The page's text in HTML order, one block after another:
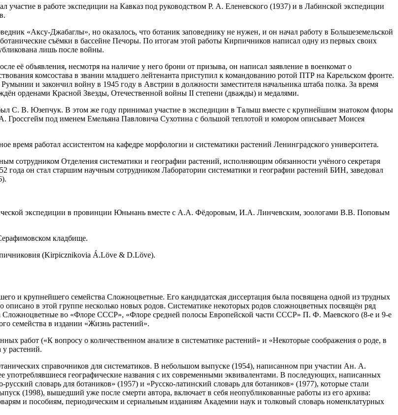
участие в работе экспедиции на Кавказ под руководством Р. А. Еленевского (1937) и в Лабинской экспедиции
«Аксу-Джабаглы», но оказалось, что ботаник заповеднику не нужен, и он начал работу в Большеземельской
съёмки в бассейне Печоры. По итогам этой работы Кирпичников написал одну из первых своих
лишь после войны.
объявления, несмотря на наличие у него брони от призыва, он написал заявление в военкомат о
комсостава в звании младшего лейтенанта приступил к командованию ротой ПТР на Карельском фронте.
и закончил войну в 1945 году в Австрии в должности заместителя начальника штаба полка. За время
орденами Красной Звезды, Отечественной войны II степени (дважды) и медалями.
С. В. Юзепчук. В этом же году принимал участие в экспедиции в Талыш вместе с крупнейшим знатоком флоры
под именем Емельяна Павловича Сухотина с большой теплотой и юмором описывает Моисея
работал ассистентом на кафедре морфологии и систематики растений Ленинградского университета.
сотрудником Отделения систематики и географии растений, исполняющим обязанности учёного секретаря
года он стал старшим научным сотрудником Лаборатории систематики и географии растений БИН, заведовал
экспедиции в провинции Юньнань вместе с А.А. Фёдоровым, И.А. Линчевским, зоологами В.В. Поповым
кладбище.
(Kirpicznikovia Á.Löve & D.Löve).
и крупнейшего семейства Сложноцветные. Его кандидатская диссертация была посвящена одной из трудных
в этой группе несколько новых родов. Систематике некоторых родов сложноцветных посвящён ряд
Сложноцветные во «Флоре СССР», «Флоре средней полосы Европейской части СССР» П. Ф. Маевского (8-е и 9-е
семейства в издании «Жизнь растений».
работ («К вопросу о количественном анализе в систематике растений» и «Некоторые соображения о роде, в
растений.
справочников для систематиков. В небольшом выпуске (1954), написанном при участии Ан. А.
употреблявшиеся географические названия с их современными эквивалентами. В последующих, написанных
словарь для ботаников» (1957) и «Русско-латинский словарь для ботаников» (1977), которые стали
(1998), вышедший уже после смерти автора, включает в себя неопубликованные работы из его архива:
и пособиям, периодическим и сериальным изданиям Академии наук и толковый словарь номенклатурных